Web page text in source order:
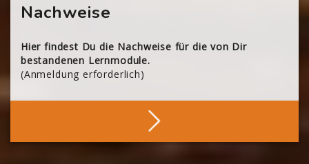
Nachweise
Hier findest Du die Nachweise für die von Dir
bestandenen Lernmodule.
(Anmeldung erforderlich)
Deine Nachweise